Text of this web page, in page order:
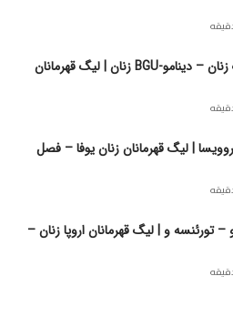
پیش‌بینی و تحلیل بریدا بلیک زنان – دینامو-BGU زنان | لیگ قهرمانان
| لیگ قهرمانان زنان یوفا – فصل
و | لیگ قهرمانان اروپا زنان –